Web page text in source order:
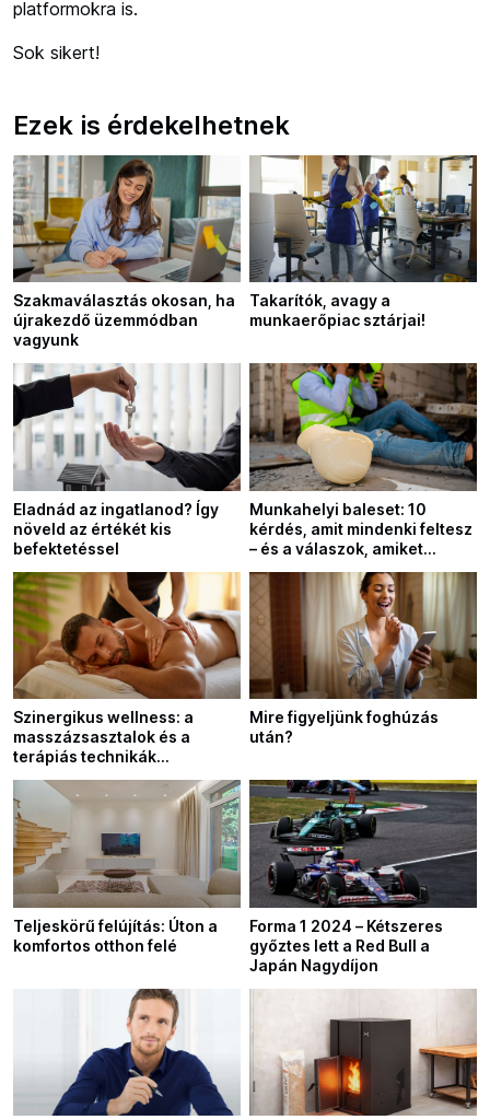
platformokra is.
Sok sikert!
Ezek is érdekelhetnek
Szakmaválasztás okosan, ha
újrakezdő üzemmódban
vagyunk
Takarítók, avagy a
munkaerőpiac sztárjai!
Eladnád az ingatlanod? Így
növeld az értékét kis
befektetéssel
Munkahelyi baleset: 10
kérdés, amit mindenki feltesz
– és a válaszok, amiket
keresel
Szinergikus wellness: a
masszázsasztalok és a
terápiás technikák
kombinációjának felfedezése
Mire figyeljünk foghúzás
után?
Teljeskörű felújítás: Úton a
komfortos otthon felé
Forma 1 2024 – Kétszeres
győztes lett a Red Bull a
Japán Nagydíjon